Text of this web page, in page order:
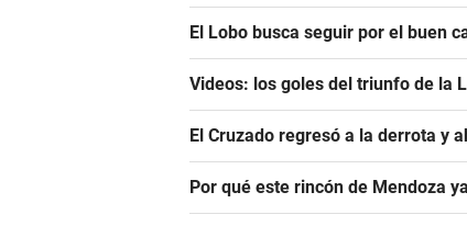
El Lobo busca seguir por el buen
Videos: los goles del triunfo de la
El Cruzado regresó a la derrota y
Por qué este rincón de Mendoza